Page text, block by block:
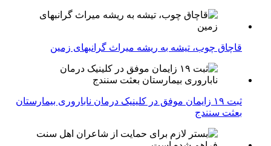
قاچاق چوب، تیشه به ریشه میراث گرانبهای زمین
ثبت ۱۹ زایمان موفق در کلینیک درمان ناباروری بیمارستان
بعثت سنندج